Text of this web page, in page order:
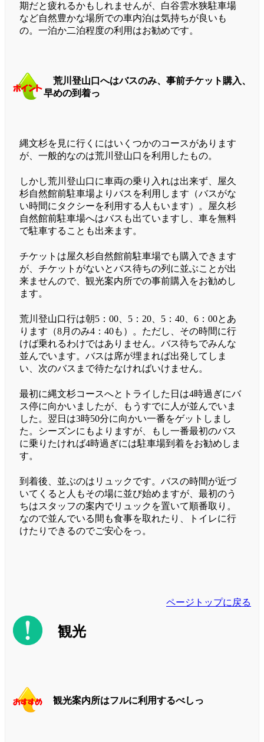
期だと疲れるかもしれませんが、白谷雲水狭駐車場
など自然豊かな場所での車内泊は気持ちが良いも
の。一泊か二泊程度の利用はお勧めです。
荒川登山口へはバスのみ、事前チケット購入、
早めの到着っ
縄文杉を見に行くにはいくつかのコースがあります
が、一般的なのは荒川登山口を利用したもの。
しかし荒川登山口に車両の乗り入れは出来ず、屋久
杉自然館前駐車場よりバスを利用します（バスがな
い時間にタクシーを利用する人もいます）。屋久杉
自然館前駐車場へはバスも出ていますし、車を無料
で駐車することも出来ます。
チケットは屋久杉自然館前駐車場でも購入できます
が、チケットがないとバス待ちの列に並ぶことが出
来ませんので、観光案内所での事前購入をお勧めし
ます。
荒川登山口行は朝5：00、5：20、5：40、6：00とあ
ります（8月のみ4：40も）。ただし、その時間に行
けば乗れるわけではありません。バス待ちでみんな
並んでいます。バスは席が埋まれば出発してしま
い、次のバスまで待たなければいけません。
最初に縄文杉コースへとトライした日は4時過ぎにバ
ス停に向かいましたが、もうすでに人が並んでいま
した。翌日は3時50分に向かい一番をゲットしまし
た。シーズンにもよりますが、もし一番最初のバス
に乗りたければ4時過ぎには駐車場到着をお勧めしま
す。
到着後、並ぶのはリュックです。バスの時間が近づ
いてくると人もその場に並び始めますが、最初のう
ちはスタッフの案内でリュックを置いて順番取り。
なので並んでいる間も食事を取れたり、トイレに行
けたりできるのでご安心をっ。
ページトップに戻る
観光
観光案内所はフルに利用するべしっ